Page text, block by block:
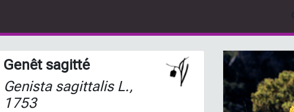
Genêt sagitté
Genista sagittalisL.,
1753